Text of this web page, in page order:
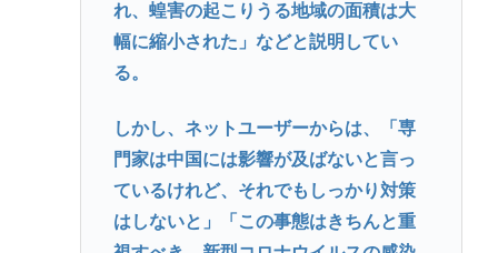
れ、蝗害の起こりうる地域の面積は大
幅に縮小された」などと説明してい
る。
しかし、ネットユーザーからは、「専
門家は中国には影響が及ばないと言っ
ているけれど、それでもしっかり対策
はしないと」「この事態はきちんと重